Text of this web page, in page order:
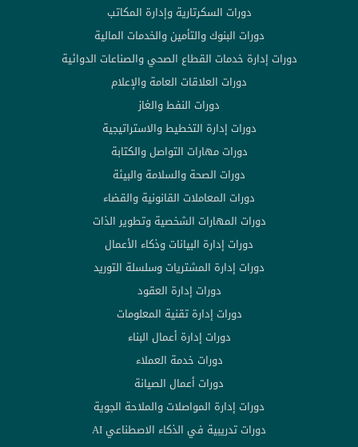
دورات السكرتارية وإدارة المكاتب
دورات البنوك والتأمين والخدمات المالية
دورات إدارة خدمات القطاع الصحي والصناعات الدوائية
دورات العلاقات العامة والإعلام
دورات النفط والغاز
دورات إدارة التخطيط والاستراتيجية
دورات مهارات التواصل والكتابة
دورات الصحة والسلامة والبيئة
دورات المعاملات القانونية والقضاء
دورات المهارات الشخصية وتطوير الذات
دورات إدارة البيانات وذكاء الأعمال
دورات إدارة المشتريات وسلسلة التوريد
دورات إدارة العقود
دورات إدارة تقنية المعلومات
دورات إدارة أعمال البناء
دورات خدمة العملاء
دورات أعمال الصيانة
دورات إدارة المواصلات والملاحة الجوية
دورات تدريبية في الذكاء الاصطناعي AI